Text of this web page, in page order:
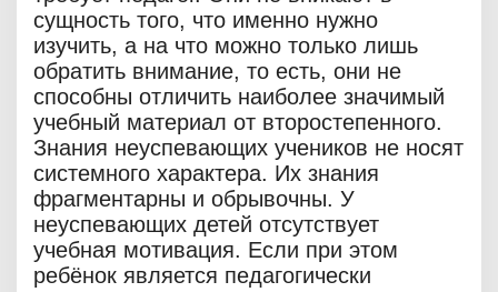
сущность того, что именно нужно
изучить, а на что можно только лишь
обратить внимание, то есть, они не
способны отличить наиболее значимый
учебный материал от второстепенного.
Знания неуспевающих учеников не носят
системного характера. Их знания
фрагментарны и обрывочны. У
неуспевающих детей отсутствует
учебная мотивация. Если при этом
ребёнок является педагогически